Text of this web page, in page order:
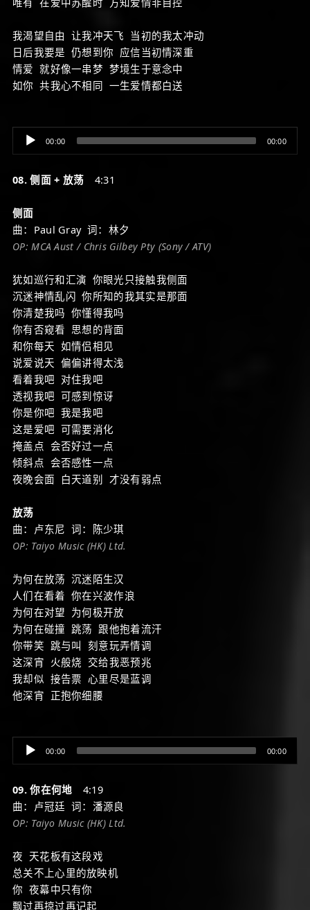
我渴望自由 让我冲天飞 当初的我太冲动
日后我要是 仍想到你 应信当初情深重
情爱 就好像一串梦 梦境生于意念中
如你 共我心不相同 一生爱情都白送
Audio
Player
00:00 00:00
08. 侧面 + 放荡 4:31
侧面
曲：Paul Gray 词：林夕
OP: MCA Aust / Chris Gilbey Pty (Sony / ATV)
犹如巡行和汇演 你眼光只接触我侧面
沉迷神情乱闪 你所知的我其实是那面
你清楚我吗 你懂得我吗
你有否窥看 思想的背面
和你每天 如情侣相见
说爱说天 偏偏讲得太浅
看着我吧 对住我吧
透视我吧 可感到惊讶
你是你吧 我是我吧
这是爱吧 可需要消化
掩盖点 会否好过一点
倾斜点 会否感性一点
夜晚会面 白天道别 才没有弱点
放荡
曲：卢东尼 词：陈少琪
OP: Taiyo Music (HK) Ltd.
为何在放荡 沉迷陌生汉
人们在看着 你在兴波作浪
为何在对望 为何极开放
为何在碰撞 跳荡 跟他抱着流汗
你带笑 跳与叫 刻意玩弄情调
这深宵 火般烧 交给我恶预兆
我却似 接告票 心里尽是蓝调
他深宵 正抱你细腰
Audio
Player
00:00 00:00
09. 你在何地 4:19
曲：卢冠廷 词：潘源良
OP: Taiyo Music (HK) Ltd.
夜 天花板有这段戏
总关不上心里的放映机
你 夜幕中只有你
飘过再掠过再记起